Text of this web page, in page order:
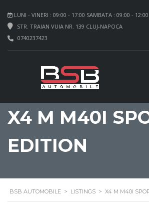
LUNI - VINERI : 09:00 - 17:00 SAMBATA : 09:00 - 12:00
STR. TRAIAN VUIA NR. 139 CLUJ-NAPOCA
0740237423
X4 M M40I
EDITION
BSB AUTOMOBILE > LISTINGS > X4 M M40I